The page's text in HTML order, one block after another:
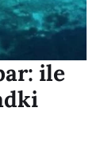
ile